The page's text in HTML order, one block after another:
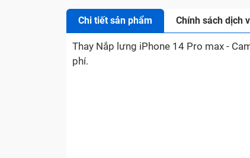
Chi tiết sản phẩm Chính sách dịch
Thay Nắp lưng iPhone 14 Pro max -
phí.